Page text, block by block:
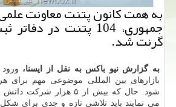
به همت كانون پتنت معاونت
جمهوری، 104 پتنت در
گرنت شد.
به گزارش نیو باکس به نقل از ایسنا، ورود
بازارهای بین المللی موضوعی مهم
شود. حال که بیش از ۵ هزار
می نمایند باید تلاشی تازه و جدی برای